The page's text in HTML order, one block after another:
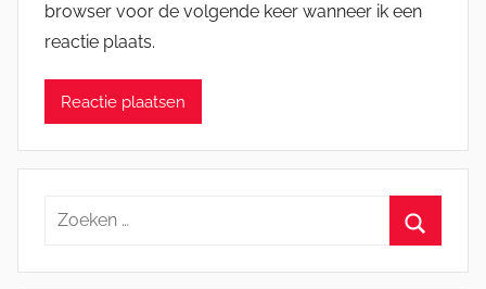
browser voor de volgende keer wanneer ik een
reactie plaats.
Zoeken